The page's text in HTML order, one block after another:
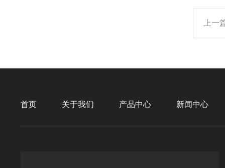
上一
首页 关于我们 产品中心 新闻中心